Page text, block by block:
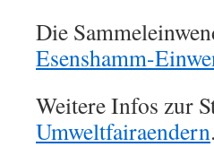
Die
Esenshamm-
Weitere Infos zur
Umweltfairaendern.